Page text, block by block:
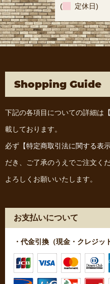
( 定休日)
Shopping Guide
下記の各項目についての詳細は
載しております。
必ず 【特定商取引法に関する表示
だき、ご了承のうえでご注文くだ
よろしくお願いいたします。
お支払いについて
・代金引換（現金・クレジッ